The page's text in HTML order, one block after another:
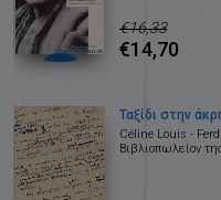
€16,33
€14,70
Ταξίδι στην
Céline Louis -
Βιβλιοπωλείον